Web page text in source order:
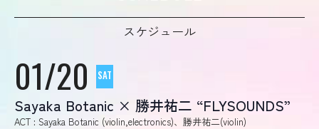
スケジュール
01/20 SAT
Sayaka Botanic × 勝井祐二 “FLYSOUNDS”
ACT : Sayaka Botanic (violin,electronics)、勝井祐二(violin)